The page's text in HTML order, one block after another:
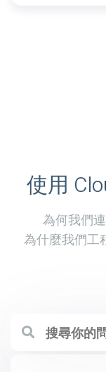
使用
為何我們
為什麼我們工